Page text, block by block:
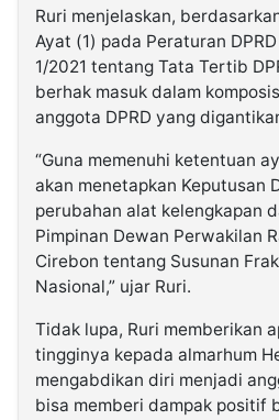
Ruri menjelaskan,
Ayat (1) pada Peraturan
1/2021 tentang Tata Tertib
berhak masuk dalam
anggota DPRD yang
“Guna memenuhi ketentuan
akan menetapkan Keputusan
perubahan alat kelengkapan
Pimpinan Dewan Perwakilan
Cirebon tentang Susunan
Nasional,” ujar Ruri.
Tidak lupa, Ruri memberikan
tingginya kepada almarhum
mengabdikan diri menjadi
bisa memberi dampak positif